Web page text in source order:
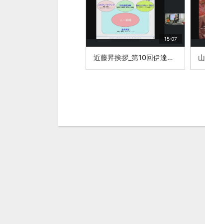
15:07
近藤昇挨拶_第10回伊達な大学院セミナー